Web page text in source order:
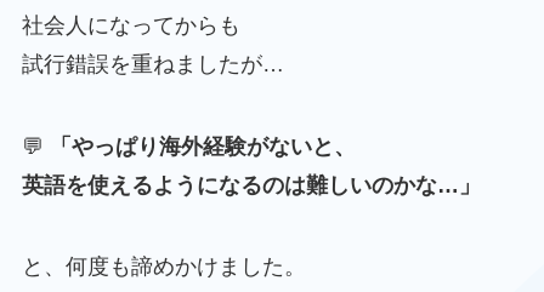
社会人になってからも
試行錯誤を重ねましたが…
💬
「やっぱり海外経験がないと、
英語を使えるようになるのは難しいのかな…」
と、何度も諦めかけました。